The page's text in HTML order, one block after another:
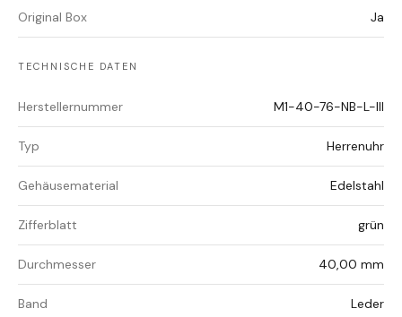
Original Box Ja
TECHNISCHE DATEN
Herstellernummer M1-40-76-NB-L-III
Typ Herrenuhr
Gehäusematerial Edelstahl
Zifferblatt grün
Durchmesser 40,00 mm
Band Leder